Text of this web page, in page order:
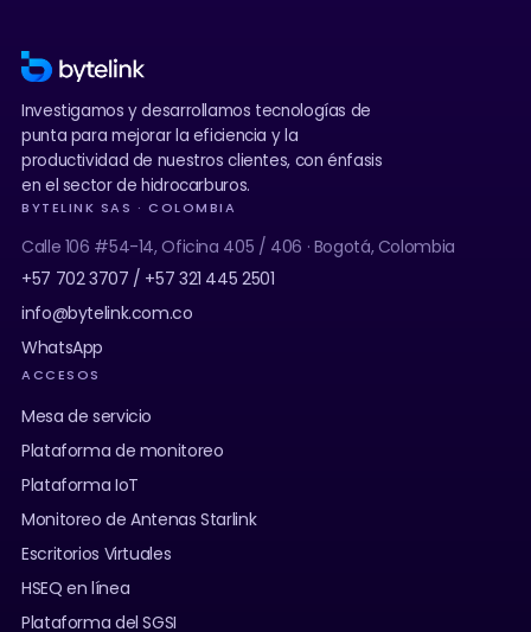
Investigamos y desarrollamos tecnologías de
punta para mejorar la eficiencia y la
productividad de nuestros clientes, con énfasis
en el sector de hidrocarburos.
BYTELINK SAS · COLOMBIA
Calle 106 #54-14, Oficina 405 / 406 · Bogotá, Colombia
+57 702 3707 / +57 321 445 2501
info@bytelink.com.co
WhatsApp
ACCESOS
Mesa de servicio
Plataforma de monitoreo
Plataforma IoT
Monitoreo de Antenas Starlink
Escritorios Virtuales
HSEQ en línea
Plataforma del SGSI